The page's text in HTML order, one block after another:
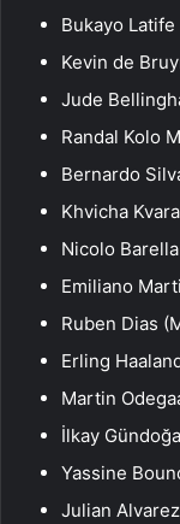
Bukayo
Kevin de
Jude
Randal Kolo
Bernardo
Khvicha
Nicolo
Emiliano
Ruben Dias
Erling
Martin
İlkay
Yassine
Julian